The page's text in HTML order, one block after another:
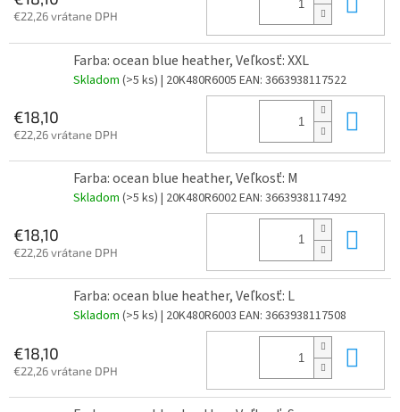
€22,26 vrátane DPH
Farba: ocean blue heather, Veľkosť: XXL
Skladom (>5 ks) | 20K480R6005 EAN: 3663938117522
€18,10
€22,26 vrátane DPH
Farba: ocean blue heather, Veľkosť: M
Skladom (>5 ks) | 20K480R6002EAN: 3663938117492
€18,10
€22,26 vrátane DPH
Farba: ocean blue heather, Veľkosť: L
Skladom (>5 ks) | 20K480R6003 EAN: 3663938117508
€18,10
€22,26 vrátane DPH